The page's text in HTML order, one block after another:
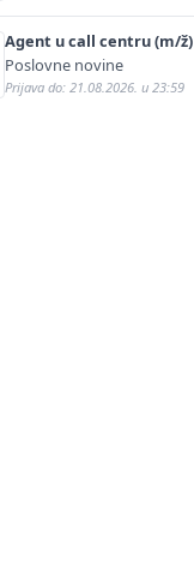
Agent u call centru (m/ž)
Poslovne novine
Prijava do: 21.08.2026. u 23:59